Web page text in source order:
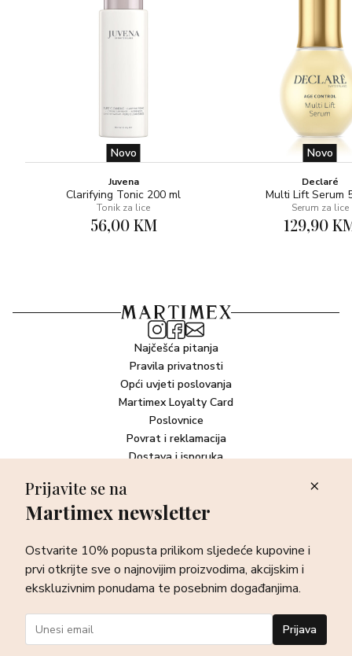
Novo
Juvena
Clarifying Tonic 200 ml
Tonik za lice
56,00 KM
Novo
Declaré
Multi Lift Serum
Serum za lice
129,90
Najčešća pitanja
Pravila privatnosti
Opći uvjeti poslovanja
Martimex Loyalty Card
Poslovnice
Povrat i reklamacija
Dostava i isporuka
Newsletter
sve o najnovijim proizvodima, akcijskim i ekskluzivnim
ponudama te posebnim događanjima.
Prijava
Prijavite se na
Martimex newsletter
Ostvarite 10% popusta prilikom sljedeće kupovine i
prvi otkrijte sve o najnovijim proizvodima, akcijskim i
ekskluzivnim ponudama te posebnim događanjima.
Prijava